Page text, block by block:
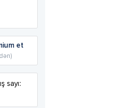
et
sayı: